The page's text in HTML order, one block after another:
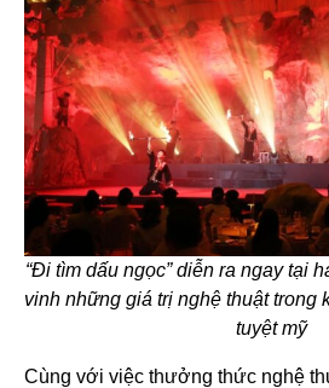
“Đi tìm dấu ngọc” diễn ra ngay tại
vinh những giá trị nghệ thuật trong
tuyệt mỹ
Cùng với việc thưởng thức nghệ